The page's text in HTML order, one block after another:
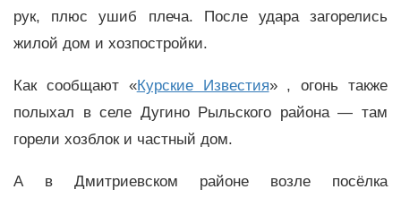
рук, плюс ушиб плеча. После удара загорелись
жилой дом и хозпостройки.
Как сообщают «Курские Известия» , огонь также
полыхал в селе Дугино Рыльского района — там
горели хозблок и частный дом.
А в Дмитриевском районе возле посёлка